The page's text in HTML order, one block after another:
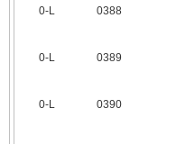
0‑L 0388
0‑L 0389
0‑L 0390